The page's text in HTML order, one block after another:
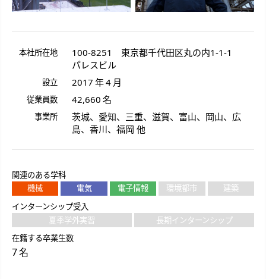
本社所在地 100-8251 東京都千代田区丸の内1-1-1
パレスビル
設立 2017 年 4 月
従業員数 42,660 名
事業所
茨城、愛知、三重、滋賀、富山、岡山、広
島、香川、福岡 他
関連のある学科
機械
電気 電子情報 環境都市
建築
インターンシップ受入
夏季学外実習
長期インターンシップ
在籍する卒業生数
7 名